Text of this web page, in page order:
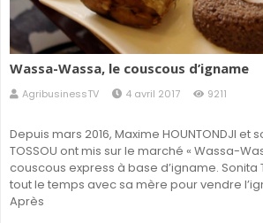
Wassa-Wassa, le couscous d’igname
AgribusinessTV 4 avril 2017 9211
Depuis mars 2016, Maxime HOUNTONDJI et
TOSSOU ont mis sur le marché « Wassa-
couscous express à base d’igname. Sonita
tout le temps avec sa mère pour vendre
Après